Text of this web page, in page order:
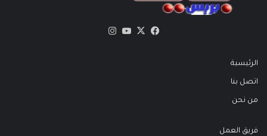
فيسبوك
X يوتيوب
الرئيسية
اتصل بنا
من نحن
فريق العمل